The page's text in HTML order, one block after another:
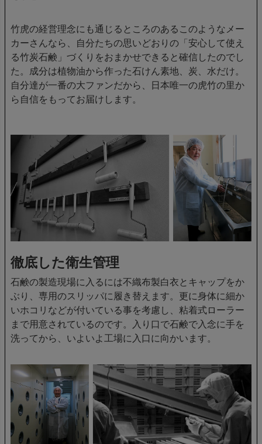
竹虎の経営理念にも通じるところのあるこのようなメー
カーさんなら、自分たちの思いどおりの「安心して使え
る竹炭石鹸」づくりをおまかせできると確信したのでし
た。成分は植物油から作った石けん素地、炭、水だけ。
自分達が一番の大ファンだから、日本唯一の虎竹の里か
ら自信をもってお届けします。
徹底した衛生管理
石鹸の製造現場に入るには不織布製白衣とキャップをか
ぶり、専用のスリッパに履き替えます。更に身体に細か
いホコリなどが付いている事を考慮し、粘着式ローラー
まで用意されているのです。入り口で石鹸で入念に手を
洗ってから、いよいよ工場に入口に向かいます。